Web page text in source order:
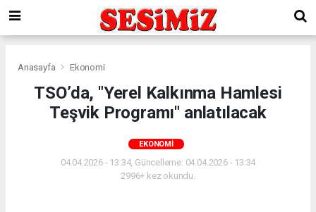
Anasayfa Ekonomi
TSO’da, "Yerel Kalkınma Hamlesi
Teşvik Programı" anlatılacak
EKONOMI
04.04.2026 - 13:34, Güncelleme: 04.04.2026 - 13:34
2996+ kez okundu.